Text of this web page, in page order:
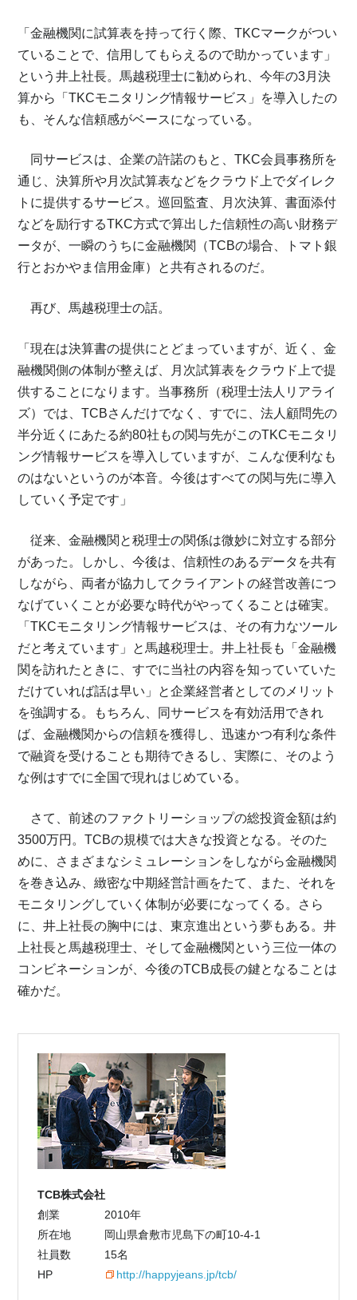
「金融機関に試算表を持って行く際、TKCマークがつい
ていることで、信用してもらえるので助かっています」
という井上社長。馬越税理士に勧められ、今年の3月決
算から「TKCモニタリング情報サービス」を導入したの
も、そんな信頼感がベースになっている。
同サービスは、企業の許諾のもと、TKC会員事務所を
通じ、決算所や月次試算表などをクラウド上でダイレク
トに提供するサービス。巡回監査、月次決算、書面添付
などを励行するTKC方式で算出した信頼性の高い財務デ
ータが、一瞬のうちに金融機関（TCBの場合、トマト銀
行とおかやま信用金庫）と共有されるのだ。
再び、馬越税理士の話。
「現在は決算書の提供にとどまっていますが、近く、金
融機関側の体制が整えば、月次試算表をクラウド上で提
供することになります。当事務所（税理士法人リアライ
ズ）では、TCBさんだけでなく、すでに、法人顧問先の
半分近くにあたる約80社もの関与先がこのTKCモニタリ
ング情報サービスを導入していますが、こんな便利なも
のはないというのが本音。今後はすべての関与先に導入
していく予定です」
従来、金融機関と税理士の関係は微妙に対立する部分
があった。しかし、今後は、信頼性のあるデータを共有
しながら、両者が協力してクライアントの経営改善につ
なげていくことが必要な時代がやってくることは確実。
「TKCモニタリング情報サービスは、その有力なツール
だと考えています」と馬越税理士。井上社長も「金融機
関を訪れたときに、すでに当社の内容を知っていていた
だけていれば話は早い」と企業経営者としてのメリット
を強調する。もちろん、同サービスを有効活用できれ
ば、金融機関からの信頼を獲得し、迅速かつ有利な条件
で融資を受けることも期待できるし、実際に、そのよう
な例はすでに全国で現れはじめている。
さて、前述のファクトリーショップの総投資金額は約
3500万円。TCBの規模では大きな投資となる。そのた
めに、さまざまなシミュレーションをしながら金融機関
を巻き込み、緻密な中期経営計画をたて、また、それを
モニタリングしていく体制が必要になってくる。さら
に、井上社長の胸中には、東京進出という夢もある。井
上社長と馬越税理士、そして金融機関という三位一体の
コンビネーションが、今後のTCB成長の鍵となることは
確かだ。
TCB株式会社
創業
2010年
所在地
岡山県倉敷市児島下の町10-4-1
社員数
15名
HP
http://happyjeans.jp/tcb/